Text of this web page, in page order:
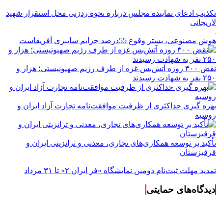
تکذیب ادعای نماینده مجلس درباره نحوه ردزنی محل استقرار شهید
لاریجانی
هوش مصنوعی، بستر وقوع 55درصد جرایم سایبری آفریقاست
نقض ۳۰۰ روزه آتش‌بس غزه از طرف رژیم صهیونیستی؛ هزار و
۲۵۰ نفر به شهادت رسیدند
بهره گیری حداکثری از ظرفیت موافقت‌نامه تجارت آزاد ایران و
روسیه
تأکید بر توسعه همکاری‌های تجاری، معدنی و ترانزیتی ایران و
قرقیزستان
تمدید مهلت ثبت‌نام دومین نمایشگاه «فر ایران ۲» تا ۳۱ مرداد
دیدگاه‌های حمایتی